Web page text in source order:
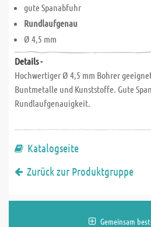
gute Spanabfuhr
Rundlaufgenau
Ø 4,5 mm
Details -
Hochwertiger Ø 4,5 mm Bohrer
Buntmetalle und Kunststoffe. Gute
Rundlaufgenauigkeit.
Katalogseite
Zurück zur Produktgruppe
Gemeinsam